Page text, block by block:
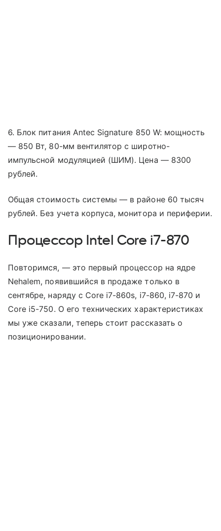
6. Блок питания Antec Signature 850 W: мощность
— 850 Вт, 80-мм вентилятор с широтно-
импульсной модуляцией (ШИМ). Цена — 8300
рублей.
Общая стоимость системы — в районе 60 тысяч
рублей. Без учета корпуса, монитора и периферии.
Процессор Intel Core i7-870
Повторимся, — это первый процессор на ядре
Nehalem, появившийся в продаже только в
сентябре, наряду с Core i7-860s, i7-860, i7-870 и
Core i5-750. О его технических характеристиках
мы уже сказали, теперь стоит рассказать о
позиционировании.